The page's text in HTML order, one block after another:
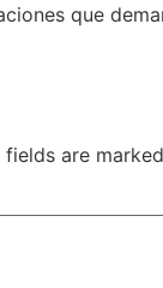
que
fields are marked